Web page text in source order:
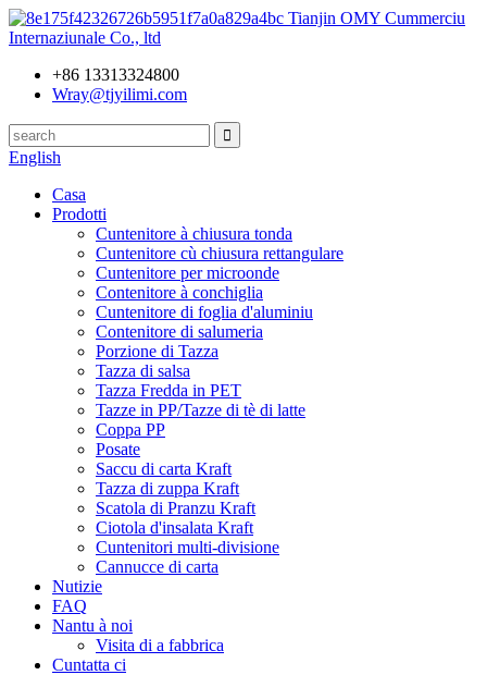
Tianjin OMY Cummerciu
Internaziunale Co., ltd
+86 13313324800
Wray@tjyilimi.com
English
Casa
Prodotti
Cuntenitore à chiusura tonda
Cuntenitore cù chiusura rettangulare
Cuntenitore per microonde
Contenitore à conchiglia
Cuntenitore di foglia d'aluminiu
Contenitore di salumeria
Porzione di Tazza
Tazza di salsa
Tazza Fredda in PET
Tazze in PP/Tazze di tè di latte
Coppa PP
Posate
Saccu di carta Kraft
Tazza di zuppa Kraft
Scatola di Pranzu Kraft
Ciotola d'insalata Kraft
Cuntenitori multi-divisione
Cannucce di carta
Nutizie
FAQ
Nantu à noi
Visita di a fabbrica
Cuntatta ci